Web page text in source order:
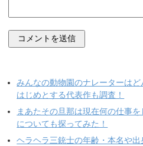
みんなの動物園のナレーターは
はじめとする代表作も調査！
まあたその旦那は現在何の仕事
についても探ってみた！
ヘラヘラ三銃士の年齢・本名や